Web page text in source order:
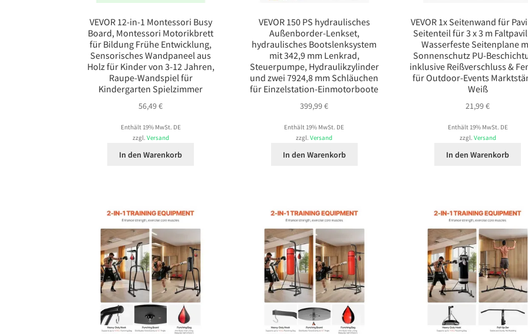
VEVOR 12-in-1 Montessori Busy
Board, Montessori Motorikbrett
für Bildung Frühe Entwicklung,
Sensorisches Wandpaneel aus
Holz für Kinder von 3-12 Jahren,
Raupe-Wandspiel für
Kindergarten Spielzimmer
56,49€
Enthält 19% MwSt. DE
zzgl. Versand
In den Warenkorb
VEVOR 150 PS hydraulisches
Außenborder-Lenkset,
hydraulisches Bootslenksystem
mit 342,9 mm Lenkrad,
Steuerpumpe, Hydraulikzylinder
und zwei 7924,8 mm Schläuchen
für Einzelstation-Einmotorboote
399,99€
Enthält 19% MwSt. DE
zzgl.Versand
In den Warenkorb
VEVOR 1x Seitenwand für
Seitenteil für 3 x 3 m
Wasserfeste Seitenplane
Sonnenschutz PU-
inklusive Reißverschluss &
für Outdoor-Events
Weiß
21,99€
Enthält 19% MwSt. DE
zzgl. Versand
In den Warenkorb